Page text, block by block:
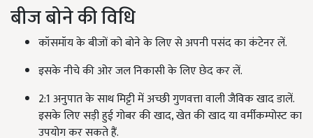
बीज बोने की विधि
कॉसमॉय के बीजों को बोने के लिए से अपनी पसंद का कंटेनर लें.
इसके नीचे की ओर जल निकासी के लिए छेद कर लें.
2:1 अनुपात के साथ मिट्टी में अच्छी गुणवत्ता वाली जैविक खाद डालें.
इसके लिए सड़ी हुई गोबर की खाद, खेत की खाद या वर्मीकम्पोस्ट का
उपयोग कर सकते हैं.